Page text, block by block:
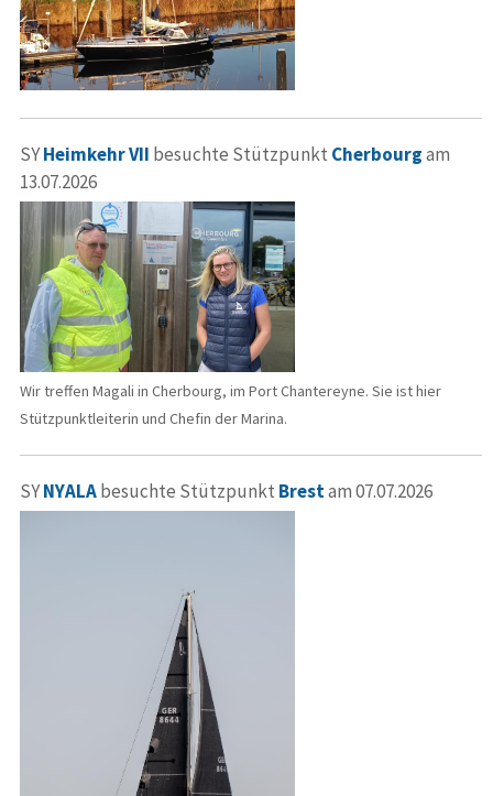
SYHeimkehr VII besuchte Stützpunkt Cherbourgam
13.07.2026
Wir treffen Magali in Cherbourg, im Port Chantereyne. Sie ist hier
Stützpunktleiterin und Chefin der Marina.
SYNYALAbesuchte Stützpunkt Brestam 07.07.2026